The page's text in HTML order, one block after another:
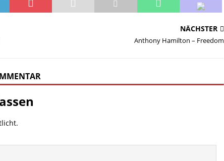
NÄCHSTER
Anthony Hamilton – Freedom